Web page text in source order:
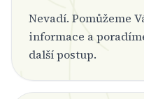
Nevadí. Pomůžeme
informace a
další postup.